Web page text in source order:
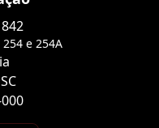
e 254A